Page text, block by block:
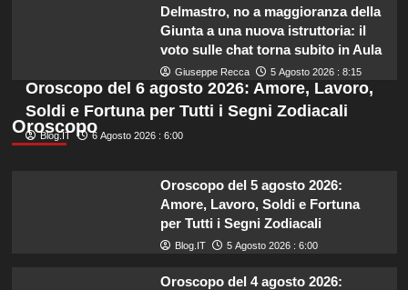
Delmastro, no a maggioranza della
Giunta a una nuova istruttoria: il
voto sulle chat torna subito in Aula
Giuseppe Recca 5 Agosto 2026 : 8:15
Oroscopo
Oroscopo del 6 agosto 2026: Amore, Lavoro,
Soldi e Fortuna per Tutti i Segni Zodiacali
Blog.IT 6 Agosto 2026 : 6:00
Oroscopo del 5 agosto 2026:
Amore, Lavoro, Soldi e Fortuna
per Tutti i Segni Zodiacali
Blog.IT 5 Agosto 2026 : 6:00
Oroscopo del 4 agosto 2026: